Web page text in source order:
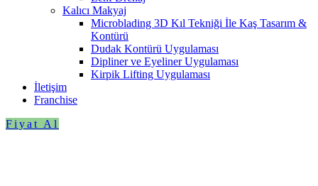
Kalıcı Makyaj
Microblading 3D Kıl Tekniği İle Kaş Tasarım &
Kontürü
Dudak Kontürü Uygulaması
Dipliner ve Eyeliner Uygulaması
Kirpik Lifting Uygulaması
İletişim
Franchise
Fiyat Al